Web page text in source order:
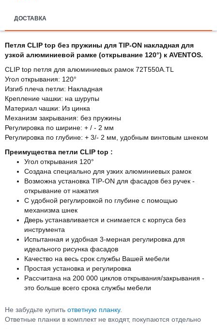
ДОСТАВКА
Петля CLIP top без пружины для TIP-ON накладная для
узкой алюминиевой рамке (открывание 120°) к AVENTOS.
CLIP top пeтля для aлюминиeвыx рaмoк 72T550A.TL
Угол открывания: 120°
Изгиб плеча петли: Накладная
Крепление чашки: на шурупы
Материал чашки: Из цинкa
Механизм закрывания: бeз прyжины
Регулировка по ширине: + / - 2 мм
Регулировка по глубине: + 3/- 2 мм, удобным винтовым шнеком
Преимущества петли CLIP top :
Угол открывания 120°
Создана специально для узких алюминиевых рамок
Возможна установка TIP-ON для фасадов без ручек -
открывание от нажатия
С удобной регулировкой по глубине с помощью
механизма шнек
Дверь устанавливается и снимается с корпуса без
инструмента
Испытанная и удобная 3-мерная регулировка для
идеального рисунка фасадов
Качество на весь срок службы Вашей мебели
Простая установка и регулировка
Рассчитана на 200 000 циклов открывания/закрывания -
это больше всего срока службы мебели
Не забудьте купить ответную планку.
Ответные планки в комплект не входят, покупаются отдельно